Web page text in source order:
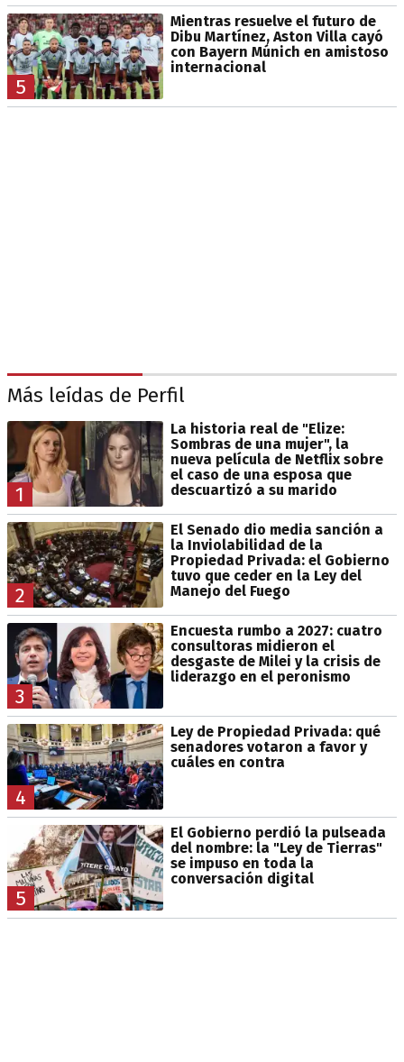
5
Mientras resuelve el futuro de
Dibu Martínez, Aston Villa cayó
con Bayern Múnich en amistoso
internacional
Más leídas de Perfil
1
La historia real de "Elize:
Sombras de una mujer", la
nueva película de Netflix sobre
el caso de una esposa que
descuartizó a su marido
2
El Senado dio media sanción a
la Inviolabilidad de la
Propiedad Privada: el Gobierno
tuvo que ceder en la Ley del
Manejo del Fuego
3
Encuesta rumbo a 2027: cuatro
consultoras midieron el
desgaste de Milei y la crisis de
liderazgo en el peronismo
4
Ley de Propiedad Privada: qué
senadores votaron a favor y
cuáles en contra
5
El Gobierno perdió la pulseada
del nombre: la "Ley de Tierras"
se impuso en toda la
conversación digital